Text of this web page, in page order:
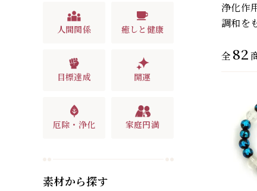
浄化作
調和を
全 82
人間関係 癒しと健康
目標達成 開運
厄除・浄化 家庭円満
素材から探す